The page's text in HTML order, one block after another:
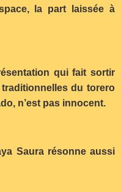
la part laissée à
qui fait sortir
du torero
n’est pas innocent.
Saura résonne aussi